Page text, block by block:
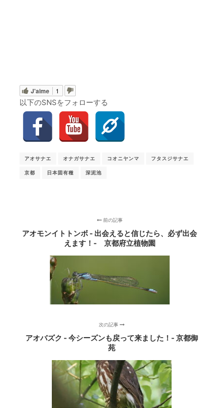
J'aime 1
以下のSNSをフォローする
アオサナエ オナガサナエ コオニヤンマ フタスジサナエ
京都 日本固有種 深泥池
前の記事
アオモンイトトンボ - 出会えると信じたら、必ず出会
えます！‐ 京都府立植物園
次の記事
アオバズク - 今シーズンも戻って来ました！- 京都御
苑